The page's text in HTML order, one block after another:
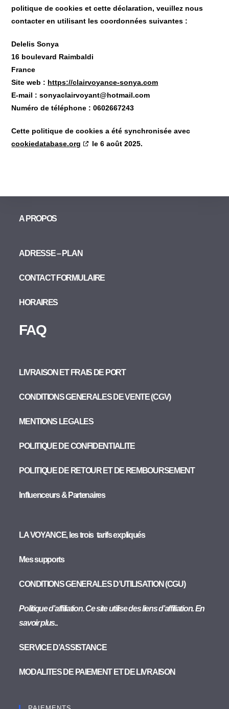
politique de cookies et cette déclaration, veuillez nous
contacter en utilisant les coordonnées suivantes :
Delelis Sonya
16 boulevard Raimbaldi
France
Site web : https://clairvoyance-sonya.com
E-mail :sonyaclairvoyant@hotmail.com
Numéro de téléphone : 0602667243
Cette politique de cookies a été synchronisée avec
cookiedatabase.org
le 6 août 2025.
A PROPOS
ADRESSE – PLAN
CONTACT FORMULAIRE
HORAIRES
FAQ
LIVRAISON ET FRAIS DE PORT
CONDITIONS GENERALES DE VENTE (CGV)
MENTIONS LEGALES
POLITIQUE DE CONFIDENTIALITE
POLITIQUE DE RETOUR ET DE REMBOURSEMENT
Influenceurs & Partenaires
LA VOYANCE, les trois tarifs expliqués
Mes supports
CONDITIONS GENERALES D’UTILISATION (CGU)
Politique d’affiliation. Ce site utilise des liens d’affiliation. En
savoir plus..
SERVICE D’ASSISTANCE
MODALITES DE PAIEMENT ET DE LIVRAISON